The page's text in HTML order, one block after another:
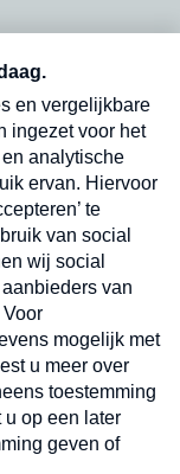
op onze
in
Verzend
onze
in uw